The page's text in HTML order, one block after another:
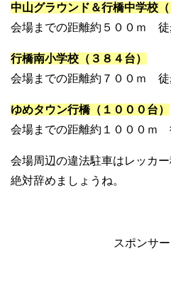
中山グラウンド＆行橋中学校（
会場までの距離約５００ｍ 徒
行橋南小学校（３８４台）
会場までの距離約７００ｍ 徒
ゆめタウン行橋（１０００台）
会場までの距離約１０００ｍ
会場周辺の違法駐車はレッカー
絶対辞めましょうね。
スポンサ